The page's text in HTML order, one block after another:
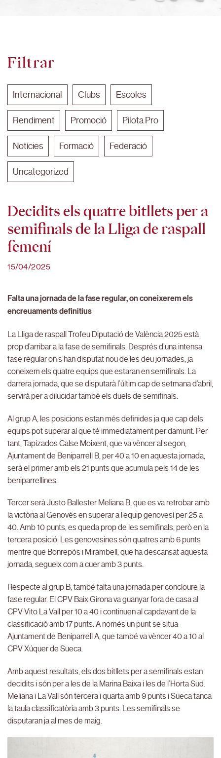
Filtrar
Internacional Clubs Escoles
Rendiment Promoció Pilota Pro
Notícies Formació Federació
Uncategorized
Decidits els quatre bitllets per a
semifinals de la Lliga de raspall
femení
15/04/2025
Falta una jornada de la fase regular, on coneixerem els
encreuaments definitius
La Lliga de raspall Trofeu Diputació de València 2025 està
prop d’arribar a la fase de semifinals. Després d’una intensa
fase regular on s’han disputat nou de les deu jornades, ja
coneixem els quatre equips que estaran en semifinals. La
darrera jornada, que se disputarà l’últim cap de setmana d’abril,
servirà per a dilucidar també els duels de semifinals.
Al grup A, les posicions estan més definides ja que cap dels
equips pot superar al que té immediatament per damunt. Per
tant, Tapizados Calse Moixent, que va vèncer al segon,
Ajuntament de Beniparrell B, per 40 a 10 en aquesta jornada,
serà el primer amb els 21 punts que acumula pels 14 de les
beniparrellines.
Tercer serà Justo Ballester Meliana B, que es va retrobar amb
la victòria al Genovés en superar a l’equip genovesí per 25 a
40. Amb 10 punts, es queda prop de les semifinals, però en la
tercera posició. Les genovesines són quatres amb 6 punts
mentre que Bonrepòs i Mirambell, que ha descansat aquesta
jornada, segueix com a cuer amb 3 punts.
Respecte al grup B, també falta una jornada per concloure la
fase regular. El CPV Baix Girona va guanyar fora de casa al
CPV Vito La Vall per 10 a 40 i continuen al capdavant de la
classificació amb 17 punts. A només un punt se situa
Ajuntament de Beniparrell A, que també va vèncer 40 a 10 al
CPV Xúquer de Sueca.
Amb aquest resultats, els dos bitllets per a semifinals estan
decidits i són per a les de la Marina Baixa i les de l’Horta Sud.
Meliana i La Vall són tercera i quarta amb 9 punts i Sueca tanca
la taula classificatòria amb 3 punts. Les semifinals se
disputaran ja al mes de maig.